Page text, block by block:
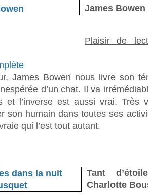
James Bowen
Plaisir de
James Bowen nous livre son
d’un chat. Il va
et l’inverse est aussi vrai. Très
son humain dans toutes ses
qui l’est tout autant.
Tant
Charlotte